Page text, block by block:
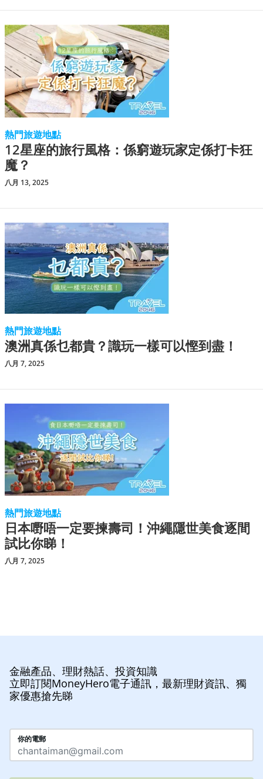
熱門旅遊地點
12星座的旅行風格：係窮遊玩家定係打卡狂
魔？
八月 13, 2025
熱門旅遊地點
澳洲真係乜都貴？識玩一樣可以慳到盡！
八月 7, 2025
熱門旅遊地點
日本嘢唔一定要揀壽司！沖繩隱世美食逐間
試比你睇！
八月 7, 2025
金融產品、理財熱話、投資知識
立即訂閱MoneyHero電子通訊，最新理財資訊、獨
家優惠搶先睇